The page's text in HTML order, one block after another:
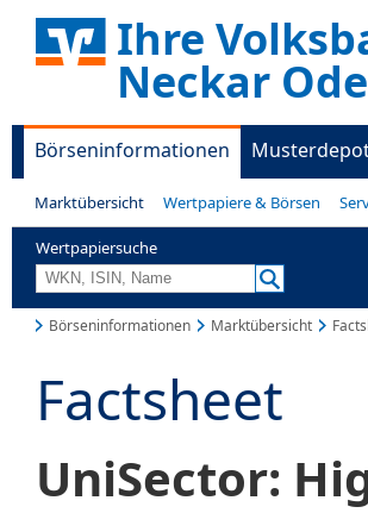
Ihre
Neckar
Börseninformationen
Marktübersicht Wertpapiere & Börsen
Wertpapiersuche
Börseninformationen Marktübersicht
Factsheet
UniSector: